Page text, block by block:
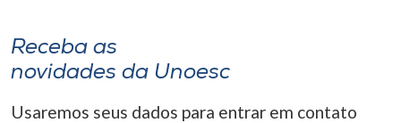
Selecione
o idioma
Receba as
novidades da Unoesc
Usaremos seus dados para entrar em contato